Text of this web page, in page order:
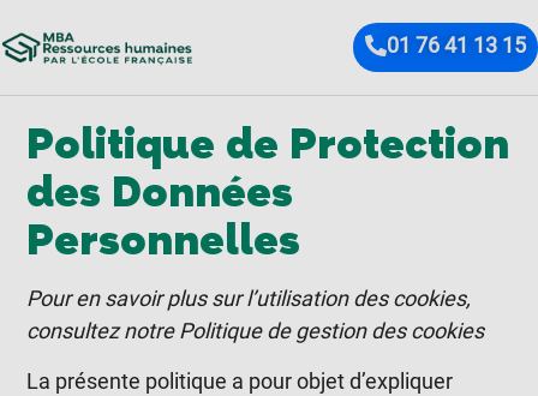
01 76 41 13 15
Politique de Protection
des Données
Personnelles
Pour en savoir plus sur l’utilisation des cookies,
consultez notrePolitique de gestion des cookies
La présente politique a pour objet d’expliquer